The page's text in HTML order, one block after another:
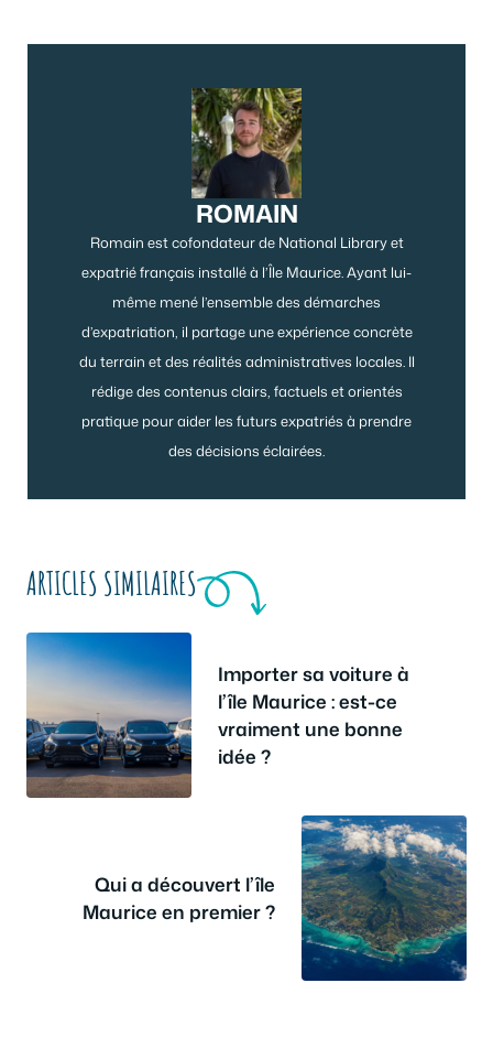
ROMAIN
Romain est cofondateur de National Library et
expatrié français installé à l’Île Maurice. Ayant lui-
même mené l’ensemble des démarches
d’expatriation, il partage une expérience concrète
du terrain et des réalités administratives locales. Il
rédige des contenus clairs, factuels et orientés
pratique pour aider les futurs expatriés à prendre
des décisions éclairées.
ARTICLES SIMILAIRES
Importer sa voiture à
l’île Maurice : est-ce
vraiment une bonne
idée ?
Qui a découvert l’île
Maurice en premier ?